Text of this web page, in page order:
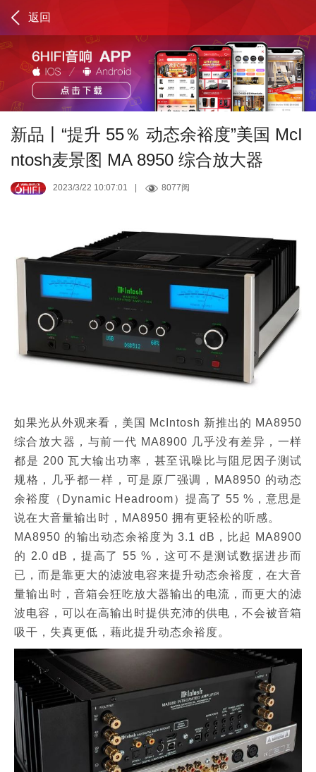
返回
新品丨“提升 55％ 动态余裕度”美国 McI
ntosh麦景图 MA 8950 综合放大器
2023/3/22 10:07:01 8077阅
如果光从外观来看，美国 McIntosh 新推出的 MA8950
综合放大器，与前一代 MA8900 几乎没有差异，一样
都是 200 瓦大输出功率，甚至讯噪比与阻尼因子测试
规格，几乎都一样，可是原厂强调，MA8950 的动态
余裕度（Dynamic Headroom）提高了 55 %，意思是
说在大音量输出时，MA8950 拥有更轻松的听感。
MA8950 的输出动态余裕度为 3.1 dB，比起 MA8900
的 2.0 dB，提高了 55 %，这可不是测试数据进步而
已，而是靠更大的滤波电容来提升动态余裕度，在大音
量输出时，音箱会狂吃放大器输出的电流，而更大的滤
波电容，可以在高输出时提供充沛的供电，不会被音箱
吸干，失真更低，藉此提升动态余裕度。